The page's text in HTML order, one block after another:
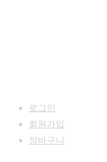
로그인
회원가입
장바구니